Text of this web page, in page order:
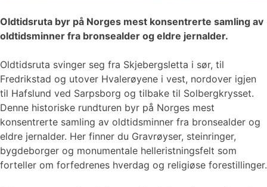
Oldtidsruta byr på Norges mest konsentrerte samling av
oldtidsminner fra bronsealder og eldre jernalder.
Oldtidsruta svinger seg fra Skjebergsletta i sør, til
Fredrikstad og utover Hvalerøyene i vest, nordover igjen
til Hafslund ved Sarpsborg og tilbake til Solbergkrysset.
Denne historiske rundturen byr på Norges mest
konsentrerte samling av oldtidsminner fra bronsealder og
eldre jernalder. Her finner du Gravrøyser, steinringer,
bygdeborger og monumentale helleristningsfelt som
forteller om forfedrenes hverdag og religiøse forestillinger.